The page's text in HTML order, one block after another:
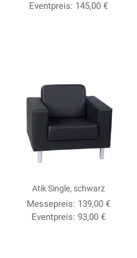
Eventpreis: 145,00 €
Atik Single, schwarz
Messepreis: 139,00 €
Eventpreis: 93,00 €